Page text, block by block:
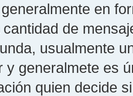
en
de
usualmente
y generalmete es
quien decide